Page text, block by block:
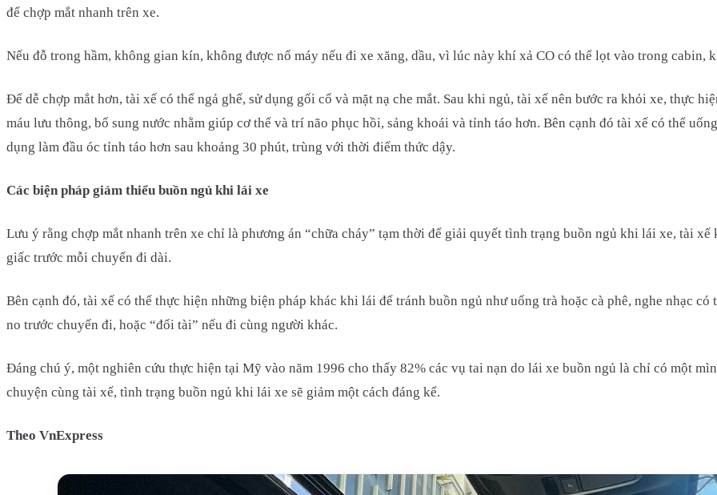
để chợp mắt nhanh trên xe.
Nếu đỗ trong hầm, không gian kín, không được nổ máy nếu đi xe xăng, dầu, vì lúc này khí xả CO có thể lọt vào trong cabin,
Để dễ chợp mắt hơn, tài xế có thể ngả ghế, sử dụng gối cổ và mặt nạ che mắt. Sau khi ngủ, tài xế nên bước ra khỏi xe, thực
máu lưu thông, bổ sung nước nhằm giúp cơ thể và trí não phục hồi, sảng khoái và tỉnh táo hơn. Bên cạnh đó tài xế có thể
dụng làm đầu óc tỉnh táo hơn sau khoảng 30 phút, trùng với thời điểm thức dậy.
Các biện pháp giảm thiểu buồn ngủ khi lái xe
Lưu ý rằng chợp mắt nhanh trên xe chỉ là phương án “chữa cháy” tạm thời để giải quyết tình trạng buồn ngủ khi lái xe, tài
giấc trước mỗi chuyến đi dài.
Bên cạnh đó, tài xế có thể thực hiện những biện pháp khác khi lái để tránh buồn ngủ như uống trà hoặc cà phê, nghe nhạc
no trước chuyến đi, hoặc “đổi tài” nếu đi cùng người khác.
Đáng chú ý, một nghiên cứu thực hiện tại Mỹ vào năm 1996 cho thấy 82% các vụ tai nạn do lái xe buồn ngủ là chỉ có một
chuyện cùng tài xế, tình trạng buồn ngủ khi lái xe sẽ giảm một cách đáng kể.
Theo VnExpress